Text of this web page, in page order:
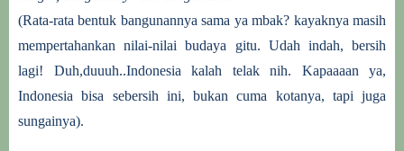
(Rata-rata bentuk bangunannya sama ya mbak? kayaknya masih
mempertahankan nilai-nilai budaya gitu. Udah indah, bersih
lagi! Duh,duuuh..Indonesia kalah telak nih. Kapaaaan ya,
Indonesia bisa sebersih ini, bukan cuma kotanya, tapi juga
sungainya).